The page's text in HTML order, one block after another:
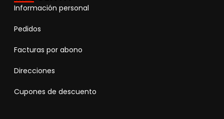
Información personal
Pedidos
Facturas por abono
Direcciones
Cupones de descuento